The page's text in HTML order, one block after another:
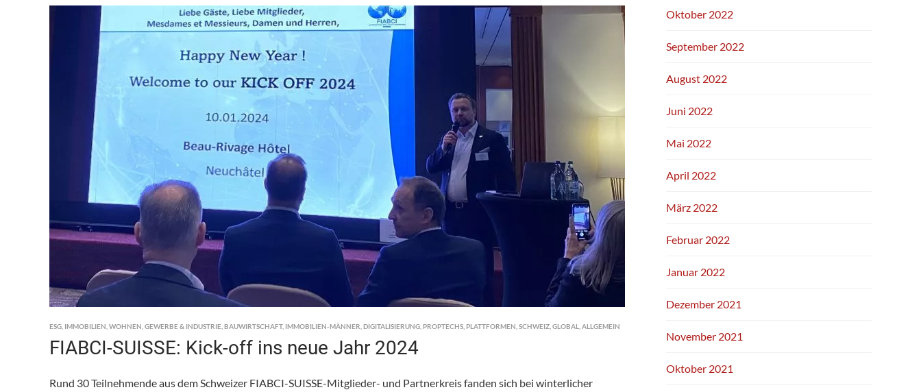
„DEUTSCHLAND
BRAUCHT
ESG IMMOBILIEN WOHNEN GEWERBE & INDUSTRIE BAUWIRTSCHAFT, IMMOBILIEN-MÄNNER DIGITALISIERUNG PROPTECHS PLATTFORMEN SCHWEIZ GLOBAL ALLGEMEIN
FIABCI-SUISSE: Kick-off ins neue Jahr 2024
Rund 30 Teilnehmende aus dem Schweizer FIABCI-SUISSE-Mitglieder- und Partnerkreis fanden sich bei winterlicher
Oktober 2022
September 2022
August 2022
Juni 2022
Mai 2022
April 2022
März 2022
Februar 2022
Januar 2022
Dezember 2021
November 2021
Oktober 2021